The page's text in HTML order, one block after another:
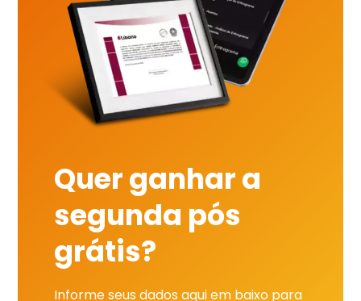
Quer ganhar a
segunda pós
grátis?
Informe seus dados aqui em baixo para